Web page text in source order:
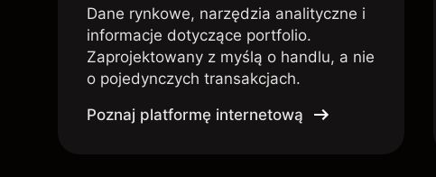
Dane rynkowe, narzędzia analityczne i
informacje dotyczące portfolio.
Zaprojektowany z myślą o handlu, a nie
o pojedynczych transakcjach.
Poznaj platformę internetową